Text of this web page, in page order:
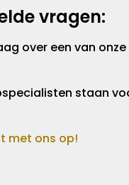
vragen:
over een van onze
staan
met ons op!